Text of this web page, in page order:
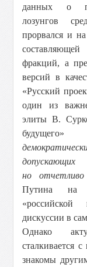
данных о
лозунгов
прорвался и
фракций, а
версий в
«Русский
один из
элиты В.
но отчетливо
Путина на
дискуссии в
Однако
сталкивается
знакомы